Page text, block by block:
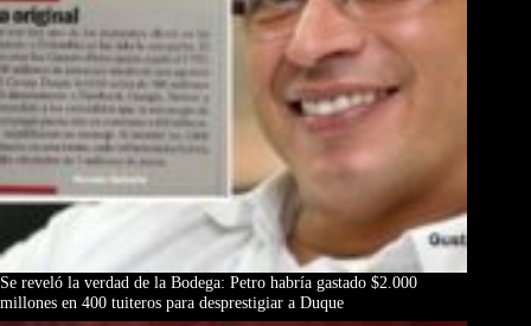
Se reveló la verdad de la Bodega: Petro habría gastado $2.000
millones en 400 tuiteros para desprestigiar a Duque